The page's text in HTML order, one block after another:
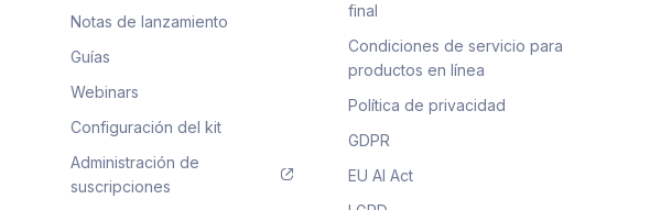
Notas de lanzamiento
Guías
Webinars
Configuración del kit
Administración de
suscripciones
final
Condiciones de servicio para
productos en línea
Política de privacidad
GDPR
EU AI Act